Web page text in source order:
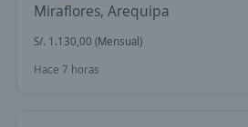
Miraflores, Arequipa
S/. 1.130,00 (Mensual)
Hace 7 horas